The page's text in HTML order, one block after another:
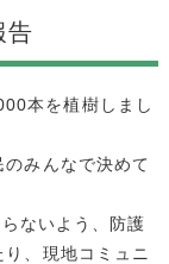
告
本を植樹しまし
みんなで決めて
ないよう、防護
、現地コミュニ